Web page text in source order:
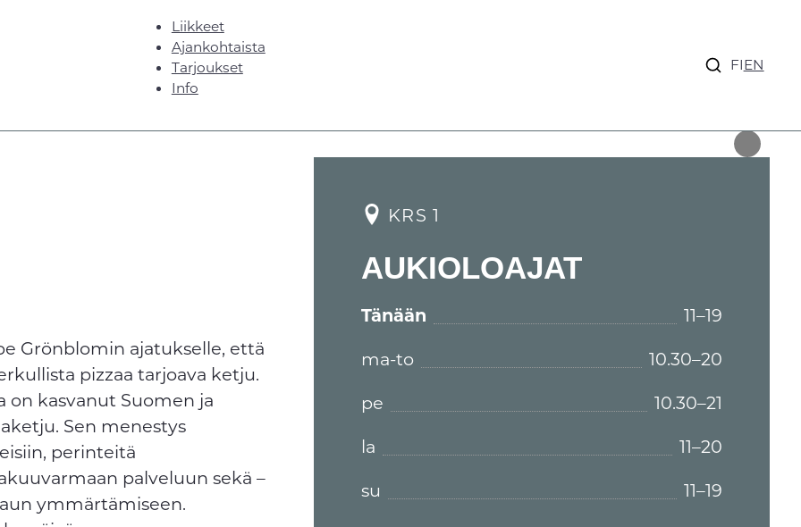
Liikkeet
Ajankohtaista
Tarjoukset
Info
FIEN
Grönblomin ajatukselle, että
pizzaa tarjoava ketju.
on kasvanut Suomen ja
Sen menestys
perinteitä
palveluun sekä –
ymmärtämiseen.
KRS 1
AUKIOLOAJAT
Tänään
11–19
ma-to
10.30–20
pe
10.30–21
la
11–20
su
11–19